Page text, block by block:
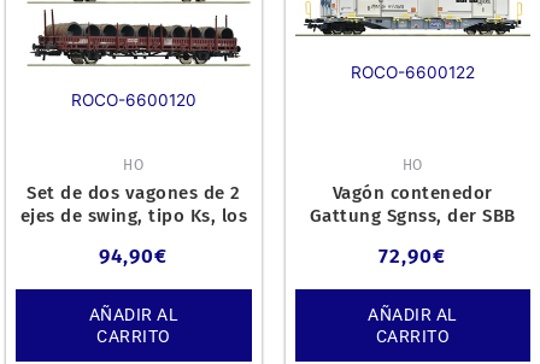
ROCO-6600120
HO
Set de dos vagones de 2
ejes de swing, tipo Ks, los
94,90€
AÑADIR AL
CARRITO
ROCO-6600122
HO
Vagón contenedor
Gattung Sgnss, der SBB
72,90€
AÑADIR AL
CARRITO